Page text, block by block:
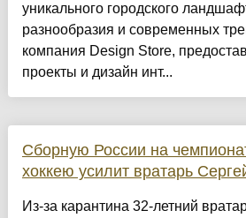
уникального городского
разнообразия и современных
компания Design Store,
проекты и дизайн инт...
Сборную России на
хоккею усилит вратарь
Из-за карантина 32-летний